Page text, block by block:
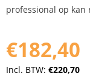
professional op kan
€182,40
Incl. BTW: €220,70